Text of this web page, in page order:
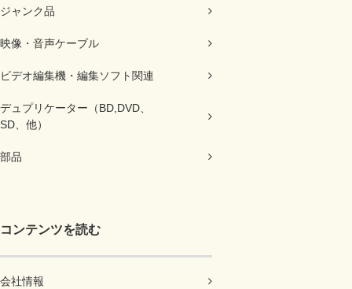
ジャンク品
映像・音声ケーブル
ビデオ編集機・編集ソフト関連
デュプリケーター（BD,DVD、
SD、他）
部品
コンテンツを読む
会社情報